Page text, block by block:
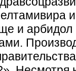
и арбидол